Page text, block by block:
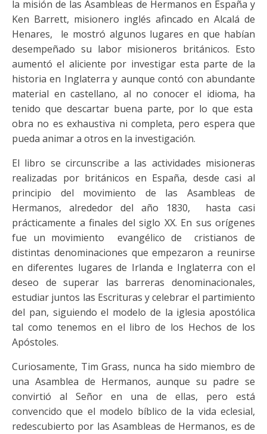
la misión de las Asambleas de Hermanos en España y
Ken Barrett, misionero inglés afincado en Alcalá de
Henares, le mostró algunos lugares en que habían
desempeñado su labor misioneros británicos. Esto
aumentó el aliciente por investigar esta parte de la
historia en Inglaterra y aunque contó con abundante
material en castellano, al no conocer el idioma, ha
tenido que descartar buena parte, por lo que esta
obra no es exhaustiva ni completa, pero espera que
pueda animar a otros en la investigación.
El libro se circunscribe a las actividades misioneras
realizadas por británicos en España, desde casi al
principio del movimiento de las Asambleas de
Hermanos, alrededor del año 1830, hasta casi
prácticamente a finales del siglo XX. En sus orígenes
fue un movimiento evangélico de cristianos de
distintas denominaciones que empezaron a reunirse
en diferentes lugares de Irlanda e Inglaterra con el
deseo de superar las barreras denominacionales,
estudiar juntos las Escrituras y celebrar el partimiento
del pan, siguiendo el modelo de la iglesia apostólica
tal como tenemos en el libro de los Hechos de los
Apóstoles.
Curiosamente, Tim Grass, nunca ha sido miembro de
una Asamblea de Hermanos, aunque su padre se
convirtió al Señor en una de ellas, pero está
convencido que el modelo bíblico de la vida eclesial,
redescubierto por las Asambleas de Hermanos, es de